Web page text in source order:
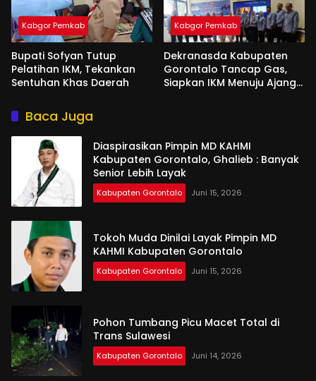
Kabgor Pemkab
Bupati Sofyan Tutup
Pelatihan IKM, Tekankan
Sentuhan Khas Daerah
Kabgor Pemkab
Dekranasda Kabupaten
Gorontalo Tancap Gas,
Siapkan IKM Menuju Ajang
Baca Juga
Diaspirasikan Pimpin MD KAHMI
Kabupaten Gorontalo, Ghalieb : Banyak
Senior Lebih Layak
Kabupaten Gorontalo Juni 15, 2026
Tokoh Muda Dinilai Layak Pimpin MD
KAHMI Kabupaten Gorontalo
Kabupaten Gorontalo Juni 15, 2026
Pohon Tumbang Picu Macet Total di
Trans Sulawesi
Kabupaten Gorontalo Juni 14, 2026